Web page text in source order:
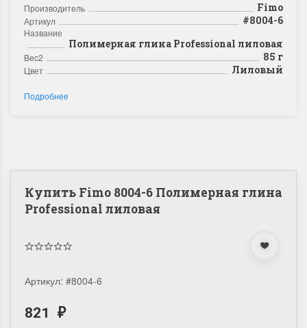
Производитель Fimo
Артикул #8004-6
Название
Полимерная глина Professional лиловая
Bec2 85 г
Цвет Лиловый
Подробнее
Купить Fimo 8004-6 Полимерная глина
Professional лиловая
Артикул: #8004-6
821 ₽